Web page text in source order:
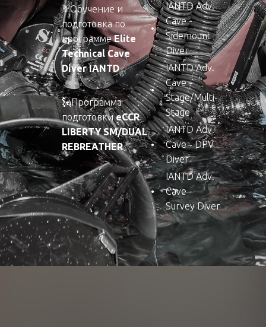
⚜️Обучение и
подготовка по
программеElite
Technical Cave
Diver IANTD
🗽Программа
подготовкиeCCR
LIBERTY SM/DUAL
REBREATHER
IANTD Adv.
Cave -
Sidemount
Diver
IANTD Adv.
Cave -
Stage/Multi-
Stage
IANTD Adv.
Cave - DPV
Diver
IANTD Adv.
Cave -
Survey Diver